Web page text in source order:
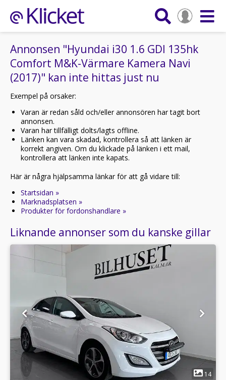
Annonsen "Hyundai i30 1.6 GDI 135hk
Comfort M&K-Värmare Kamera Navi
(2017)" kan inte hittas just nu
Exempel på orsaker:
Varan är redan såld och/eller annonsören har tagit bort
annonsen.
Varan har tillfälligt dolts/lagts offline.
Länken kan vara skadad, kontrollera så att länken är
korrekt angiven. Om du klickade på länken i ett mail,
kontrollera att länken inte kapats.
Här är några hjälpsamma länkar för att gå vidare till:
Startsidan »
Marknadsplatsen »
Produkter för fordonshandlare »
Liknande annonser som du kanske gillar
1
14